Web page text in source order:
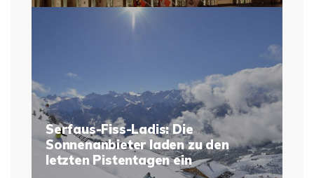
Serfaus-Fiss-Ladis: Die
Sonnenanbieter laden zu den
letzten Pistentagen ein